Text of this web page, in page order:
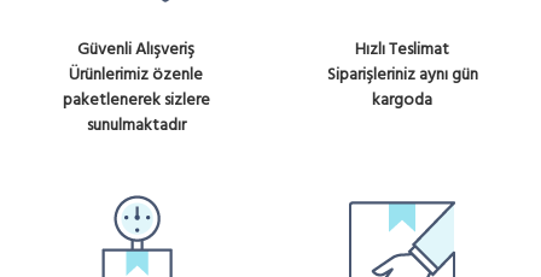
Güvenli Alışveriş
Ürünlerimiz özenle
paketlenerek sizlere
sunulmaktadır
Hızlı Teslimat
Siparişleriniz aynı gün
kargoda